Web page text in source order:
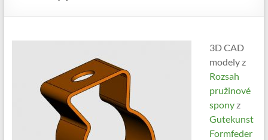
3D CAD
modely z
Rozsah
pružinové
sponyz
Gutekunst
Formfeder